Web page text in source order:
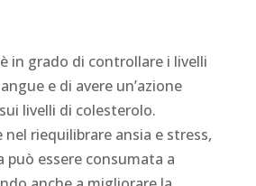
in grado di controllare i livelli
e di avere un’azione
livelli di colesterolo.
nel riequilibrare ansia e stress,
può essere consumata a